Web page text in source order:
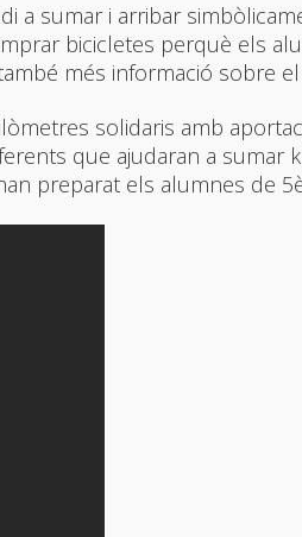
a sumar i arribar
bicicletes perquè els
més informació sobre
solidaris amb
que ajudaran a sumar
preparat els alumnes de 5è